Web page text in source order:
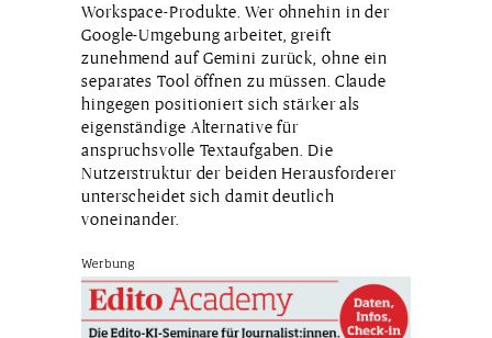
Workspace-Produkte. Wer ohnehin in der
Google-Umgebung arbeitet, greift
zunehmend auf Gemini zurück, ohne ein
separates Tool öffnen zu müssen. Claude
hingegen positioniert sich stärker als
eigenständige Alternative für
anspruchsvolle Textaufgaben. Die
Nutzerstruktur der beiden Herausforderer
unterscheidet sich damit deutlich
voneinander.
Werbung